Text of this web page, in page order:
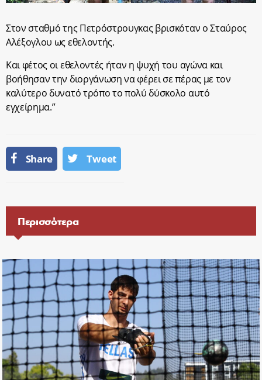
Στον σταθμό της Πετρόστρουγκας βρισκόταν ο Σταύρος
Αλέξογλου ως εθελοντής.
Και φέτος οι εθελοντές ήταν η ψυχή του αγώνα και
βοήθησαν την διοργάνωση να φέρει σε πέρας με τον
καλύτερο δυνατό τρόπο το πολύ δύσκολο αυτό
εγχείρημα.”
Share Tweet
Περισσότερα